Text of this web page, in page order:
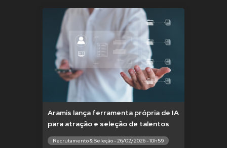
Aramis lança ferramenta própria de IA
para atração e seleção de talentos
Recrutamento & Seleção - 26/02/2026 - 10h59